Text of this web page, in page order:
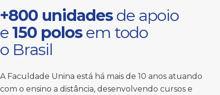
+800 unidades de apoio
e150 polos em todo
o Brasil
A Faculdade Unina está há mais de 10 anos atuando
com o ensino a distância, desenvolvendo cursos e